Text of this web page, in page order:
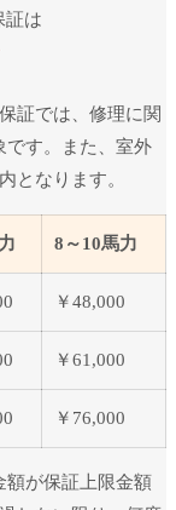
証は
証では、修理に関
です。また、室外
となります。
8～10馬力
￥48,000
￥61,000
￥76,000
が保証上限金額